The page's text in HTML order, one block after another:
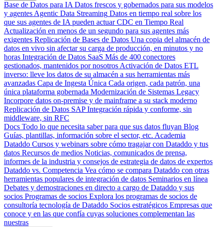
Base de Datos para IA Datos frescos y gobernados para sus modelos
y agentes Agentic Data Streaming Datos en tiempo real sobre los
que sus agentes de IA pueden actuar CDC en Tiempo Real
Actualización en menos de un segundo para sus agentes más
exigentes Replicación de Bases de Datos Una copia del almacén de
datos en vivo sin afectar su carga de producción, en minutos y no
horas Integración de Datos SaaS Más de 400 conectores
gestionados, mantenidos por nosotros Activación de Datos ETL
inverso: lleve los datos de su almacén a sus herramientas más
avanzadas Capa de Ingesta Única Cada origen, cada patrón, una
única plataforma gobernada Modernización de Sistemas Legacy
Incorpore datos on-premise y de mainframe a su stack moderno
Replicación de Datos SAP Integración rápida y conforme, sin
middleware, sin RFC
Docs Todo lo que necesita saber para que sus datos fluyan Blog
Guías, plantillas, información sobre el sector, etc. Academia
Dataddo Cursos y webinars sobre cómo tragajar con Dataddo y tus
datos Recursos de medios Noticias, comunicados de prensa,
informes de la industria y consejos de estrategia de datos de expertos
Dataddo vs. Competencia Vea cómo se compara Dataddo con otras
herramientas populares de integración de datos Seminarios en línea
Debates y demostraciones en directo a cargo de Dataddo y sus
socios Programas de socios Explora los programas de socios de
consultoría tecnología de Dataddo Socios estratégicos Empresas que
conoce y en las que confía cuyas soluciones complementan las
nuestras